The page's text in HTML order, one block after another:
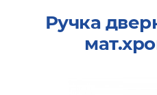
Ручка